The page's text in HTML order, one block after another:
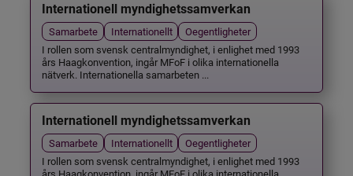
Internationell myndighetssamverkan
Samarbete Internationellt
Oegentligheter
I rollen som svensk centralmyndighet, i enlighet med 1993
års Haagkonvention, ingår MFoF i olika internationella
nätverk. Internationella samarbeten ...
Internationell myndighetssamverkan
Samarbete Internationellt
Oegentligheter
I rollen som svensk centralmyndighet, i enlighet med 1993